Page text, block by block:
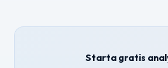
Starta gratis
Bahasa Indonesia